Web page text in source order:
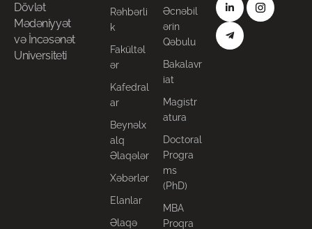
Dövlət
Mədəniyyət
və İncəsənət
Universiteti
Rəhbərli
k
Fakültəl
ər
Kafedral
ar
Beynəlx
alq
Əlaqələr
Xəbərlər
Elanlar
Əlaqə
Əcnəbil
ərin
Qəbulu
Bakalavr
iat
Magistr
atura
Doctoral
Progra
ms
(PhD)
MBA
Proqra